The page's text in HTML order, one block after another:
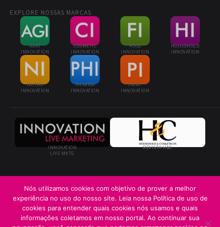
EXPLORE NOSSAS MARCAS
AGRI
INNOVATION
COSMETIC
INNOVATION
FOOD
INNOVATION
HOUSEHOLD
INNOVATION
NUTRA
INNOVATION
PHARMA
INNOVATION
PAINT
INNOVATION
INNOVATION
LIVE MKTG
REVISTA H&C
© 2026 Cosmetic Innovation · Innovation Business Media Ltda. · Todos os
direitos reservados
Nós utilizamos cookies com objetivo de prover a melhor
experiência no uso do nosso site. Leia nossa Política de uso de
cookies para entender quais cookies nós usamos e quais
informações coletamos em nosso portal. Ao continuar sua